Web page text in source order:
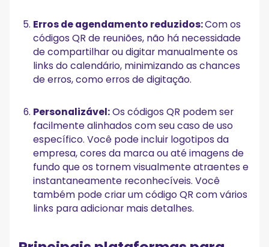
Erros de agendamento reduzidos:Com os
códigos QR de reuniões, não há necessidade
de compartilhar ou digitar manualmente os
links do calendário, minimizando as chances
de erros, como erros de digitação.
Personalizável:Os códigos QR podem ser
facilmente alinhados com seu caso de uso
específico. Você pode incluir logotipos da
empresa, cores da marca ou até imagens de
fundo que os tornem visualmente atraentes e
instantaneamente reconhecíveis. Você
também pode criar um código QR com vários
links para adicionar mais detalhes.